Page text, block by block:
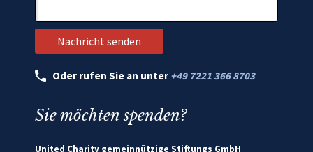
Oder rufen Sie an unter +49 7221 366 8703
Sie möchten spenden?
United Charity gemeinnützige Stiftungs GmbH